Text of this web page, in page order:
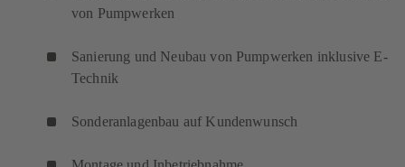
von Pumpwerken
Sanierung und Neubau von Pumpwerken inklusive E-
Technik
Sonderanlagenbau auf Kundenwunsch